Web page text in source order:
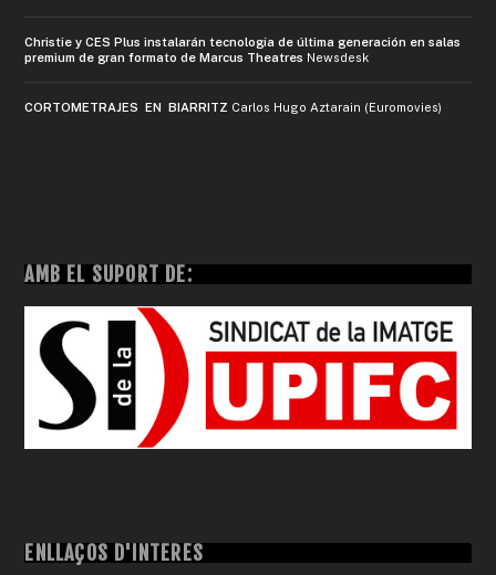
Christie y CES Plus instalarán tecnología de última generación en salas
premium de gran formato de Marcus Theatres Newsdesk
CORTOMETRAJES EN BIARRITZ Carlos Hugo Aztarain (Euromovies)
AMB EL SUPORT DE:
ENLLAÇOS D'INTERÈS